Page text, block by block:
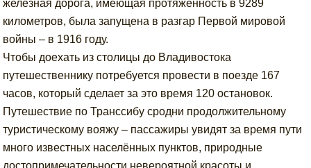
железная дорога, имеющая протяжённость в 9289
километров, была запущена в разгар Первой мировой
войны – в 1916 году.
Чтобы доехать из столицы до Владивостока
путешественнику потребуется провести в поезде 167
часов, который сделает за это время 120 остановок.
Путешествие по Транссибу сродни продолжительному
туристическому вояжу – пассажиры увидят за время пути
много известных населённых пунктов, природные
достопримечательности невероятной красоты и